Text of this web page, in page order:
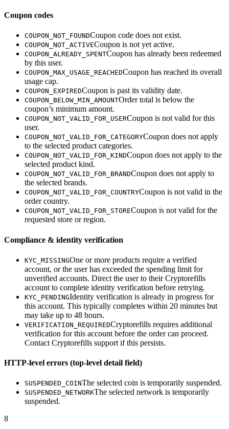
Coupon codes
COUPON_NOT_FOUNDCoupon code does not exist.
COUPON_NOT_ACTIVECoupon is not yet active.
COUPON_ALREADY_SPENTCoupon has already been redeemed
by this user.
COUPON_MAX_USAGE_REACHEDCoupon has reached its overall
usage cap.
COUPON_EXPIREDCoupon is past its validity date.
COUPON_BELOW_MIN_AMOUNTOrder total is below the
coupon’s minimum amount.
COUPON_NOT_VALID_FOR_USERCoupon is not valid for this
user.
COUPON_NOT_VALID_FOR_CATEGORYCoupon does not apply
to the selected product categories.
COUPON_NOT_VALID_FOR_KINDCoupon does not apply to the
selected product kind.
COUPON_NOT_VALID_FOR_BRANDCoupon does not apply to
the selected brands.
COUPON_NOT_VALID_FOR_COUNTRYCoupon is not valid in the
order country.
COUPON_NOT_VALID_FOR_STORECoupon is not valid for the
requested store or region.
Compliance & identity verification
KYC_MISSINGOne or more products require a verified
account, or the user has exceeded the spending limit for
unverified accounts. Direct the user to their Cryptorefills
account to complete identity verification before retrying.
KYC_PENDINGIdentity verification is already in progress for
this account. This typically completes within 20 minutes but
may take up to 48 hours.
VERIFICATION_REQUIREDCryptorefills requires additional
verification for this account before the order can proceed.
Contact Cryptorefills support if this persists.
HTTP-level errors (top-level detail field)
SUSPENDED_COINThe selected coin is temporarily suspended.
SUSPENDED_NETWORKThe selected network is temporarily
suspended.
8